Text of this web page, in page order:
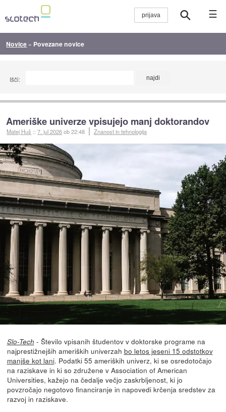
☰
Novice » Povezane novice
Išči:
Ameriške univerze vpisujejo manj doktorandov
Matej Huš ::7. jul 2026ob 22:48 Znanost in tehnologija
Slo-Tech - Število vpisanih študentov v doktorske programe na
najprestižnejših ameriških univerzah bo letos jeseni 15 odstotkov
manjše kot lani. Podatki 55 ameriških univerz, ki se osredotočajo
na raziskave in ki so združene v Association of American
Universities, kažejo na čedalje večjo zaskrbljenost, ki jo
povzročajo negotovo financiranje in napovedi krčenja sredstev za
razvoj in raziskave.